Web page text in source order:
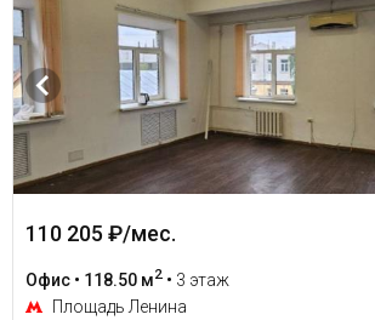
110 205 ₽/мес.
Офис • 118.50 м2 • 3 этаж
Площадь Ленина